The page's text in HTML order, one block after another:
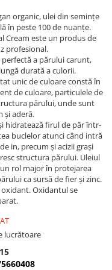
organic, ulei din semințe
în peste 100 de nuanțe.
Cream este un produs de
profesional.
a părului carunt,
durată a culorii.
unic de culoare constă în
de culoare, particulele de
părului, unde sunt
și aderă.
hidratează firul de păr într-
buclelor atunci când intră
in, precum și acizii grași
structura părului. Uleiul
rol major în protejarea
ca sursă de fier și zinc.
Oxidantul se
lucrătoare